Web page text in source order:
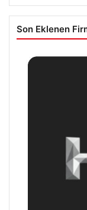
Son Eklenen